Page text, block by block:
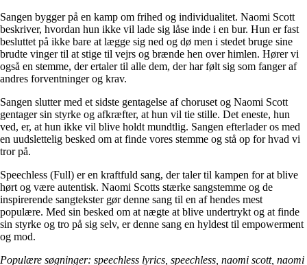
Sangen bygger på en kamp om frihed og individualitet. Naomi Scott
beskriver, hvordan hun ikke vil lade sig låse inde i en bur. Hun er fast
besluttet på ikke bare at lægge sig ned og dø men i stedet bruge sine
brudte vinger til at stige til vejrs og brænde hen over himlen. Hører vi
også en stemme, der ertaler til alle dem, der har følt sig som fanger af
andres forventninger og krav.
Sangen slutter med et sidste gentagelse af choruset og Naomi Scott
gentager sin styrke og afkræfter, at hun vil tie stille. Det eneste, hun
ved, er, at hun ikke vil blive holdt mundtlig. Sangen efterlader os med
en uudslettelig besked om at finde vores stemme og stå op for hvad vi
tror på.
Speechless (Full) er en kraftfuld sang, der taler til kampen for at blive
hørt og være autentisk. Naomi Scotts stærke sangstemme og de
inspirerende sangtekster gør denne sang til en af ​​hendes mest
populære. Med sin besked om at nægte at blive undertrykt og at finde
sin styrke og tro på sig selv, er denne sang en hyldest til empowerment
og mod.
Populære søgninger: speechless lyrics, speechless, naomi scott, naomi